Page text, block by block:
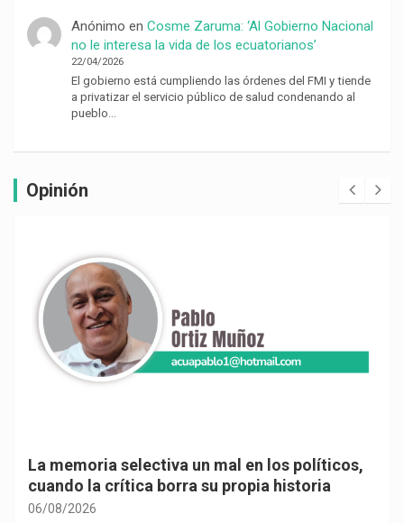
Anónimo en Cosme Zaruma: ‘Al Gobierno Nacional
no le interesa la vida de los ecuatorianos’
22/04/2026
El gobierno está cumpliendo las órdenes del FMI y tiende
a privatizar el servicio público de salud condenando al
pueblo…
Opinión
La memoria selectiva un mal en los políticos,
cuando la crítica borra su propia historia
06/08/2026